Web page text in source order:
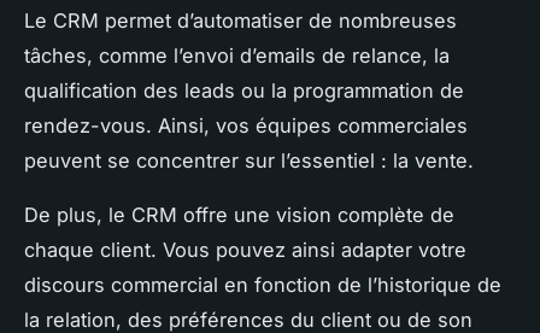
Le CRM permet d’automatiser de nombreuses
tâches, comme l’envoi d’emails de relance, la
qualification des leads ou la programmation de
rendez-vous. Ainsi, vos équipes commerciales
peuvent se concentrer sur l’essentiel : la vente.
De plus, le CRM offre une vision complète de
chaque client. Vous pouvez ainsi adapter votre
discours commercial en fonction de l’historique de
la relation, des préférences du client ou de son